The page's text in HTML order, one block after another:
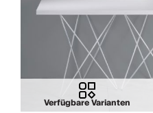
Verfügbare Varianten